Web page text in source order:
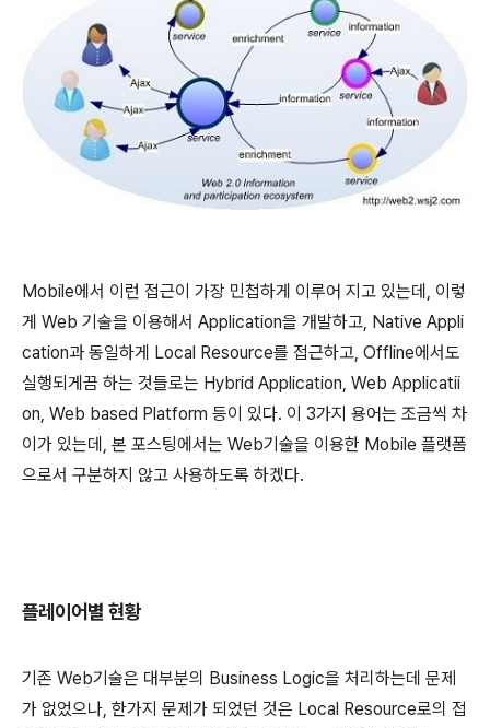
Mobile에서 이런 접근이 가장 민첩하게 이루어 지고 있는데, 이렇
게 Web 기술을 이용해서 Application을 개발하고, Native Appli
cation과 동일하게 Local Resource를 접근하고, Offline에서도
실행되게끔 하는 것들로는 Hybrid Application, Web Applicatii
on, Web based Platform 등이 있다. 이 3가지 용어는 조금씩 차
이가 있는데, 본 포스팅에서는 Web기술을 이용한 Mobile 플랫폼
으로서 구분하지 않고 사용하도록 하겠다.
플레이어별 현황
기존 Web기술은 대부분의 Business Logic을 처리하는데 문제
가 없었으나, 한가지 문제가 되었던 것은 Local Resource로의 접